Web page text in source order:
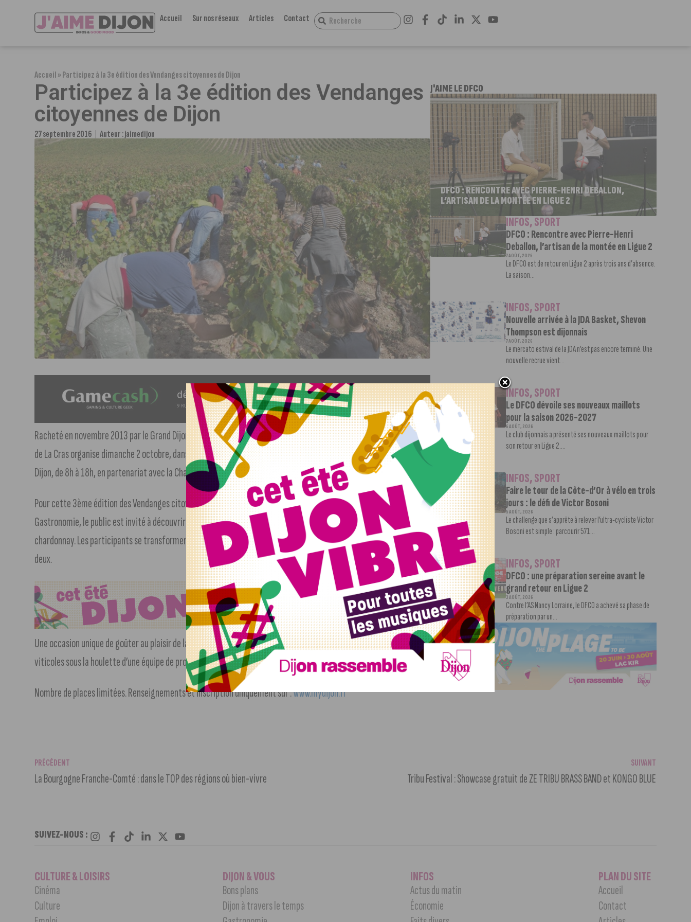
Accueil Sur nos réseaux Articles Contact
Accueil»Participez à la 3e édition des Vendanges citoyennes de Dijon
Participez à la 3e édition des Vendanges
citoyennes de Dijon
27 septembre 2016 Auteur :jaimedijon
Racheté en novembre 2013 par le Grand Dijon et exploité désormais par Marc Soyard, le domaine viticole du plateau
de La Cras organise dimanche 2 octobre, dans le cadre de «Dijon fête la Gastronomie», les Vendanges citoyennes de
Dijon, de 8h à 18h, en partenariat avec la Chambre d’agriculture de Côte-d’Or.
Pour cette 3ème édition des Vendanges citoyennes de Dijon, organisée en digestif des festivités de la Fête de la
Gastronomie, le public est invité à découvrir de manière originale le domaine de 8 hectares, planté en pinot noir et
chardonnay. Les participants se transforment en vendangeurs d’un jour, plus exactement le temps d’une heure ou
deux.
Une occasion unique de goûter au plaisir de la vigne, en pleine nature, tout en se familiarisant aux techniques
viticoles sous la houlette d’une équipe de professionnels animés par l’envie de partager leur savoir-faire.
Nombre de places limitées. Renseignements et inscription uniquement sur :www.mydijon.fr
J'AIME LE DFCO
DFCO : RENCONTRE AVEC PIERRE-HENRI DEBALLON,
L’ARTISAN DE LA MONTÉE EN LIGUE 2
INFOS,SPORT
DFCO : Rencontre avec Pierre-Henri
Deballon, l’artisan de la montée en Ligue 2
7 AOÛT, 2026
Le DFCO est de retour en Ligue 2 après trois ans d’absence.
La saison...
INFOS,SPORT
Nouvelle arrivée à la JDA Basket, Shevon
Thompson est dijonnais
7 AOÛT, 2026
Le mercato estival de la JDA n’est pas encore terminé. Une
nouvelle recrue vient...
INFOS,SPORT
Le DFCO dévoile ses nouveaux maillots
pour la saison 2026-2027
6 AOÛT, 2026
Le club dijonnais a présenté ses nouveaux maillots pour
son retour en Ligue 2....
INFOS,SPORT
Faire le tour de la Côte-d’Or à vélo en trois
jours : le défi de Victor Bosoni
5 AOÛT, 2026
Le challenge que s’apprête à relever l’ultra-cycliste Victor
Bosoni est simple : parcourir 571...
INFOS,SPORT
DFCO : une préparation sereine avant le
grand retour en Ligue 2
3 AOÛT, 2026
Contre l’AS Nancy Lorraine, le DFCO a achevé sa phase de
préparation par un...
PRÉCÉDENT
La Bourgogne Franche-Comté : dans le TOP des régions où bien-vivre
SUIVANT
Tribu Festival : Showcase gratuit de ZE TRIBU BRASS BAND et KONGO BLUE
SUIVEZ-NOUS :
CULTURE & LOISIRS
Cinéma
Culture
DIJON & VOUS
Bons plans
Dijon à travers le temps
INFOS
Actus du matin
Économie
PLAN DU SITE
Accueil
Contact